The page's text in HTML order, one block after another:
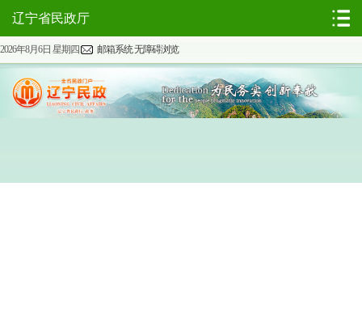
2026年8月6日 星期四 邮箱系统无障碍浏览
辽宁省民政厅